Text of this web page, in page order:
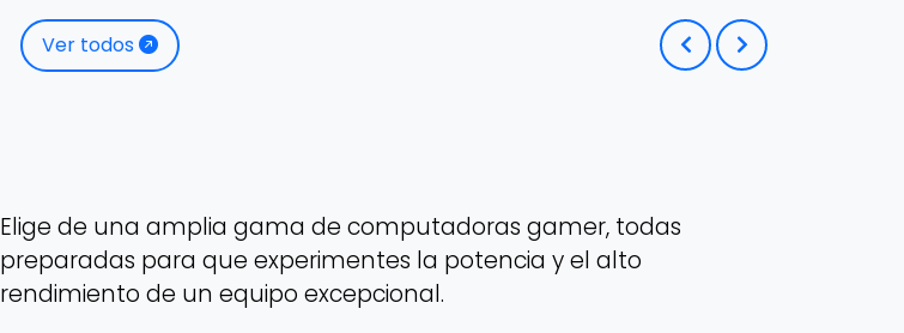
Ver todos
Elige de una amplia gama de computadoras gamer, todas
preparadas para que experimentes la potencia y el alto
rendimiento de un equipo excepcional.